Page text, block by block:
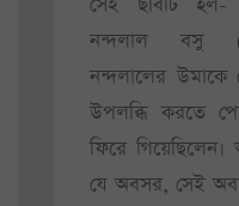
সেই ছবিটি হল-
নন্দলাল বসু
নন্দলালের
উপলব্ধি করতে
ফিরে
যে অবসর, সেই